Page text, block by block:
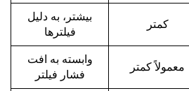
کمتر
بیشتر، به دلیل
فیلترها
معمولاً کمتر
وابسته به افت
فشار فیلتر